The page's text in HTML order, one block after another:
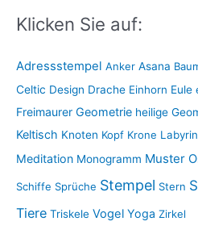
Klicken Sie auf:
Adressstempel Anker Asana
Celtic Design Drache Einhorn Eule
Freimaurer Geometrie heilige
Keltisch Knoten Kopf Krone
Meditation Monogramm Muster
Schiffe Sprüche Stempel Stern
Tiere Triskele Vogel Yoga Zirkel